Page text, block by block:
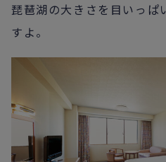
琵琶湖の大きさを目いっぱ
すよ。